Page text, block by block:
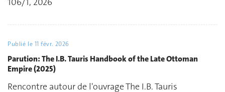
Publié le 11 févr. 2026
Parution: The I.B. Tauris Handbook of the Late Ottoman
Empire (2025)
Rencontre autour de l'ouvrage The I.B. Tauris